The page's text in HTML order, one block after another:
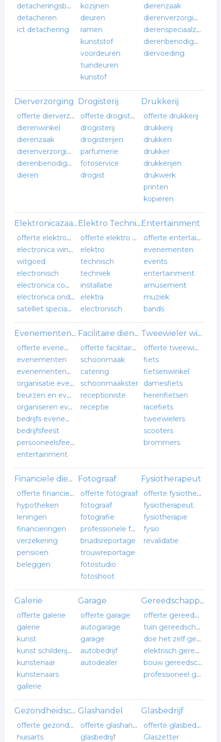
detacheringsbureau
detacheren
ict detachering
kozijnen
deuren
ramen
kunststof
voordeuren
tuindeuren
kunstof
dierenzaak
dierenverzorging
dierenspeciaalzaak
dierenbenodigdheden
diervoeding
Dierverzorging
offerte dierverzorging
dierenwinkel
dierenzaak
dierenverzorging
dierenbenodigdheden
dieren
Drogisterij
offerte drogisterij
drogisterij
drogisterijen
parfumerie
fotoservice
drogist
Drukkerij
offerte drukkerij
drukkerij
drukken
drukker
drukkerijen
drukwerk
printen
kopieren
Elektronicazaak
offerte elektronicazaak
electronica winkel
witgoed
electronisch
electronica componenten
electronica onderdelen
satelliet speciaalzaak
Elektro Technisch Installatie Bureau
offerte elektro technisch installatie bureau
elektro
technisch
techniek
installatie
elektra
electronisch
Entertainment
offerte entertainment
evenementen
events
entertainment
amusement
muziek
bands
Evenementenverzorging
offerte evenementenverzorging
evenementen
evenementenbureau
organisatie evenementen
beurzen en evenementen
organiseren evenement
bedrijfs evenement
bedrijfsfeest
persooneelsfeest
entertainment
Facilitaire dienstverlening
offerte facilitaire dienstverlening
schoonmaak
catering
schoonmaakster
receptioniste
receptie
Tweewieler winkel
offerte tweewieler winkel
fiets
fietsenwinkel
damesfiets
herenfietsen
racefiets
tweewielers
scooters
brommers
Financiele dienstverlener
offerte financiele dienstverlener
hypotheken
leningen
financieringen
verzekering
pensioen
beleggen
Fotograaf
offerte fotograaf
fotograaf
fotografie
professionele fotografie
bruidsreportage
trouwreportage
fotostudio
fotoshoot
Fysiotherapeut
offerte fysiotherapeut
fysiotherapeut
fysiotherapie
fysio
revalidatie
Galerie
offerte galerie
galerie
kunst
kunst schilderijen
kunstenaar
kunstenaars
gallerie
Garage
offerte garage
autogarage
garage
autobedrijf
autodealer
Gereedschappenhandel
offerte gereedschappenhandel
tuin gereedschap
doe het zelf gereedschap
elektrisch gereedschap
bouw gereedschap
professioneel gereedschap
Gezondheidscentrum
offerte gezondheidscentrum
huisarts
Glashandel
offerte glashandel
glasbedrijf
Glasbedrijf
offerte glasbedrijf
Glaszetter